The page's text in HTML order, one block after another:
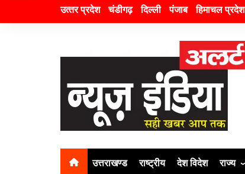
उत्‍तर प्रदेश चंडीगढ़ दिल्ली पंजाब हिमाचल प्रदेश
उत्तराखण्ड राष्ट्रीय देश विदेश राज्य